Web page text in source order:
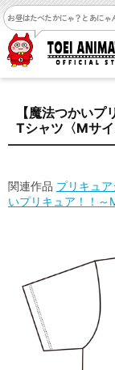
お昼はたべたかにゃ？ とあにゃ
【魔法つかい
Tシャツ〈Mサイ
関連作品 プリキュ
いプリキュア！！～